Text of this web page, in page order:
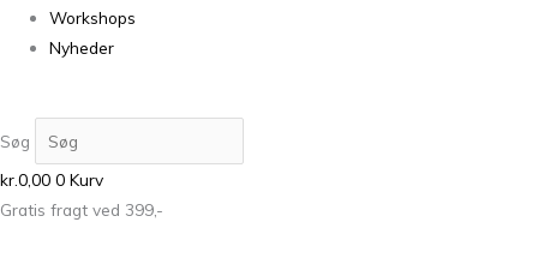
Workshops
Nyheder
Søg
kr.0,00 0 Kurv
Gratis fragt ved 399,-